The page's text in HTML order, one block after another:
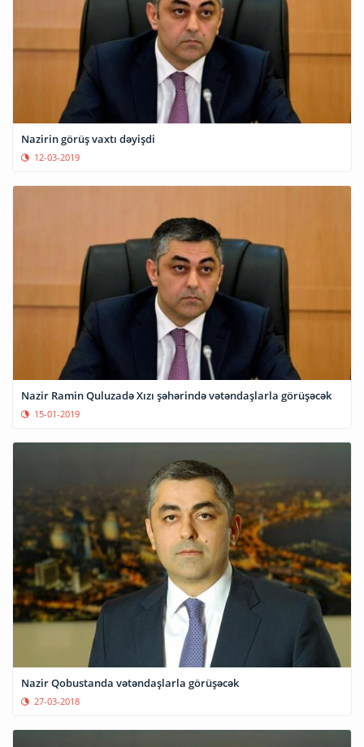
Nazirin görüş vaxtı dəyişdi
12-03-2019
Nazir Ramin Quluzadə Xızı şəhərində vətəndaşlarla görüşəcək
15-01-2019
Nazir Qobustanda vətəndaşlarla görüşəcək
27-03-2018